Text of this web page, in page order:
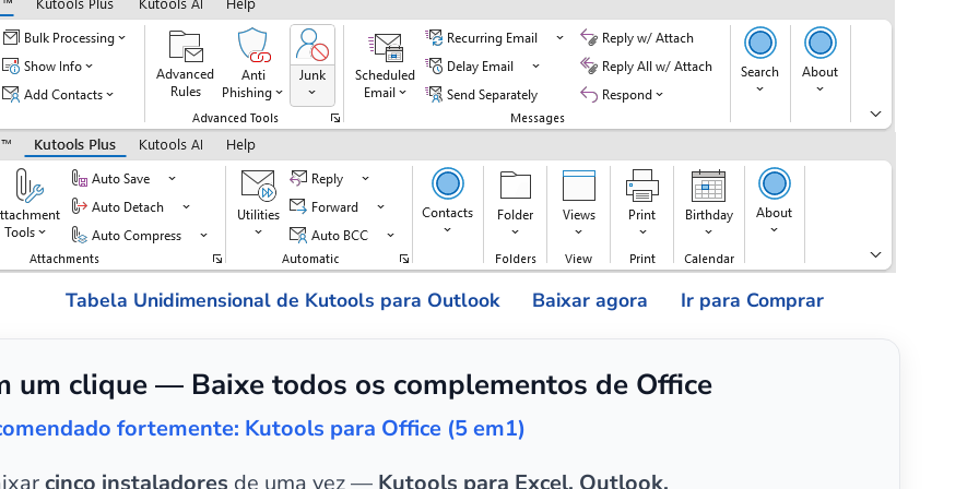
Tabela Unidimensional de Kutools para Outlook Baixar agora Ir para Comprar
um clique — Baixe todos os complementos de Office
fortemente: Kutools para Office (5 em1)